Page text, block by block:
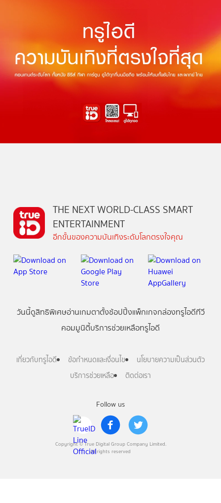
Follow us
Copyright © True Digital Group Company Limited.
All rights reserved
THE NEXT WORLD-CLASS SMART
ENTERTAINMENT
อีกขั้นของความบันเทิงระดับโลกตรงใจคุณ
วันนี้ดูสิทธิพิเศษอ่านเกมตาตั้งช้อปปิ้งแพ็กเกจกล่องทรูไอดีทีวี
คอมมูนิตี้บริการช่วยเหลือทรูไอดี
เกี่ยวกับทรูไอดี ข้อกำหนดและเงื่อนไข
นโยบายความเป็นส่วนตัว
บริการช่วยเหลือ
ติดต่อเรา